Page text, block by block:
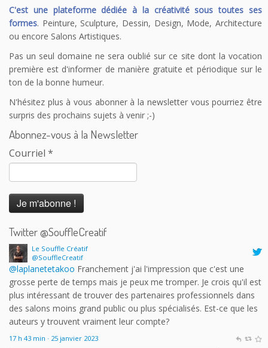
C'est une plateforme dédiée à la créativité sous toutes ses
formes. Peinture, Sculpture, Dessin, Design, Mode, Architecture
ou encore Salons Artistiques.
Pas un seul domaine ne sera oublié sur ce site dont la vocation
première est d'informer de manière gratuite et périodique sur le
ton de la bonne humeur.
N'hésitez plus à vous abonner à la newsletter vous pourriez être
surpris des prochains sujets à venir ;-)
Abonnez-vous à la Newsletter
Courriel *
Twitter @SouffleCreatif
Le Souffle Créatif
@SouffleCreatif
@laplanetetakoo Franchement j'ai l'impression que c'est une
grosse perte de temps mais je peux me tromper. Je crois qu'il est
plus intéressant de trouver des partenaires professionnels dans
des salons moins grand public ou plus spécialisés. Est-ce que les
auteurs y trouvent vraiment leur compte?
17 h 43 min · 25 janvier 2023